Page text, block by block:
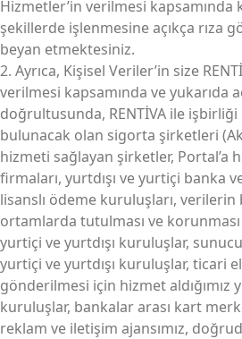
Hizmetler’in verilmesi kapsamında
şekillerde işlenmesine açıkça rıza
beyan etmektesiniz.
2. Ayrıca, Kişisel Veriler’in size
verilmesi kapsamında ve yukarıda
doğrultusunda, RENTİVA ile
bulunacak olan sigorta şirketleri
hizmeti sağlayan şirketler, Portal’a
firmaları, yurtdışı ve yurtiçi banka
lisanslı ödeme kuruluşları,
ortamlarda tutulması ve korunması
yurtiçi ve yurtdışı kuruluşlar,
yurtiçi ve yurtdışı kuruluşlar, ticari
gönderilmesi için hizmet aldığımız
kuruluşlar, bankalar arası kart
reklam ve iletişim ajansımız,